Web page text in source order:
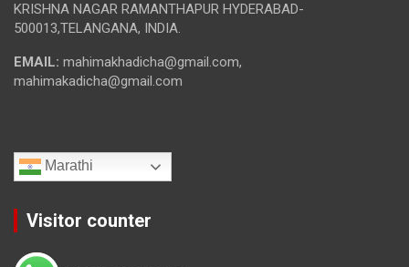
KRISHNA NAGAR RAMANTHAPUR HYDERABAD-
500013,TELANGANA, INDIA.
EMAIL: mahimakhadicha@gmail.com,
mahimakadicha@gmail.com
Marathi
Visitor counter